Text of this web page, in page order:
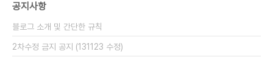
공지사항
블로그 소개 및 간단한 규칙
2차수정 금지 공지 (131123 수정)